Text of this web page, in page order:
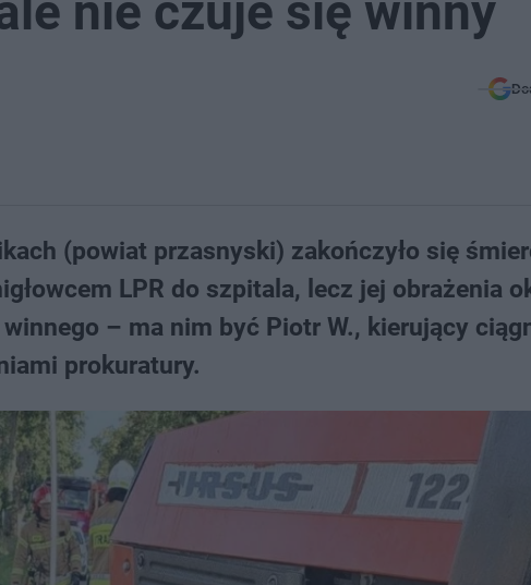
nie czuje się winny
(powiat przasnyski) zakończyło się
LPR do szpitala, lecz jej obrażenia
– ma nim być Piotr W., kierujący
prokuratury.